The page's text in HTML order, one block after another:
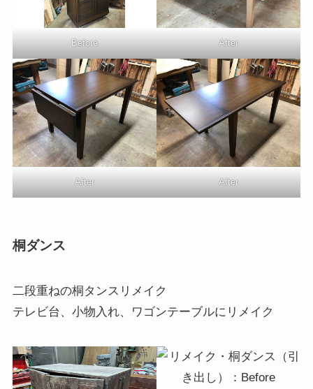
Before After
After After
桐ダンス
二段重ねの桐タンスリメイク
テレビ台、小物入れ、ワゴンテーブルにリメイク